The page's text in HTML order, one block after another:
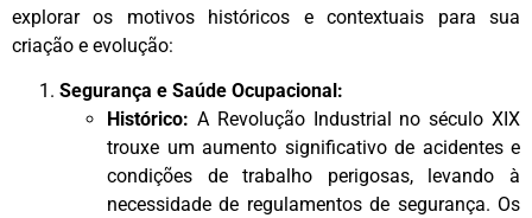
explorar os motivos históricos e contextuais para sua
criação e evolução:
Segurança e Saúde Ocupacional:
Histórico: A Revolução Industrial no século XIX
trouxe um aumento significativo de acidentes e
condições de trabalho perigosas, levando à
necessidade de regulamentos de segurança. Os